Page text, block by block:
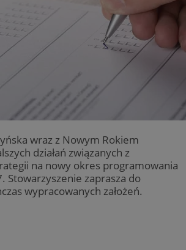
wraz z Nowym Rokiem
działań związanych z
na nowy okres programowania
Stowarzyszenie zaprasza do
wypracowanych założeń.